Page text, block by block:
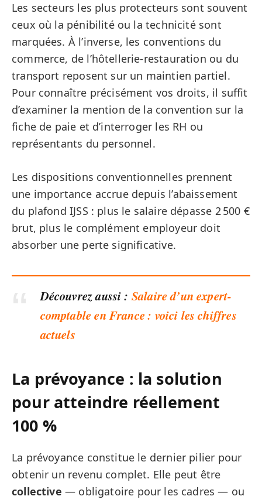
Les secteurs les plus protecteurs sont souvent
ceux où la pénibilité ou la technicité sont
marquées. À l’inverse, les conventions du
commerce, de l’hôtellerie-restauration ou du
transport reposent sur un maintien partiel.
Pour connaître précisément vos droits, il suffit
d’examiner la mention de la convention sur la
fiche de paie et d’interroger les RH ou
représentants du personnel.
Les dispositions conventionnelles prennent
une importance accrue depuis l’abaissement
du plafond IJSS : plus le salaire dépasse 2 500 €
brut, plus le complément employeur doit
absorber une perte significative.
Découvrez aussi : Salaire d’un expert-
comptable en France : voici les chiffres
actuels
La prévoyance : la solution
pour atteindre réellement
100 %
La prévoyance constitue le dernier pilier pour
obtenir un revenu complet. Elle peut être
collective — obligatoire pour les cadres — ou